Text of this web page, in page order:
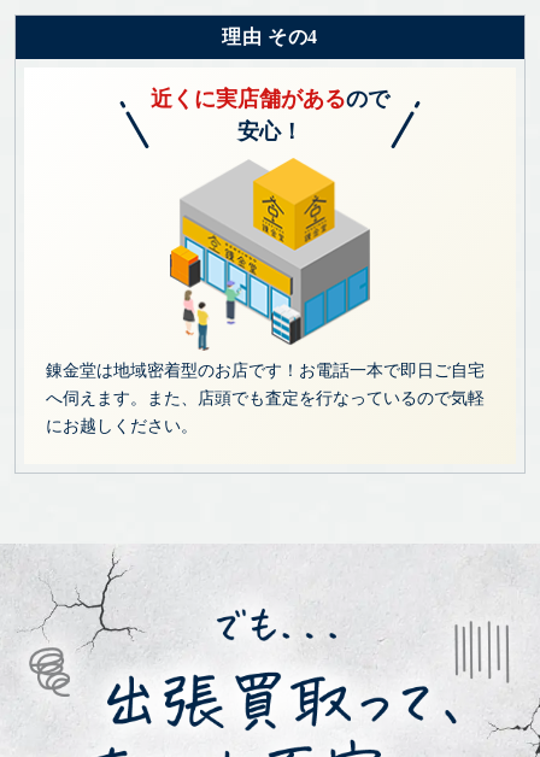
理由 その4
近くに実店舗があるので
安心！
錬金堂は地域密着型のお店です！お電話一本で即日ご自宅
へ伺えます。また、店頭でも査定を行なっているので気軽
にお越しください。